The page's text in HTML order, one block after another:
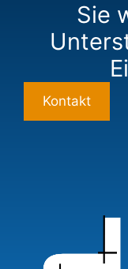
Sie
Kontakt